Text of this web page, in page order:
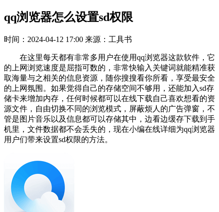
qq浏览器怎么设置sd权限
时间：2024-04-12 17:00 来源：工具书
在这里每天都有非常多用户在使用qq浏览器这款软件，它
的上网浏览速度是屈指可数的，非常快输入关键词就能精准获
取海量与之相关的信息资源，随你搜搜看你所看，享受最安全
的上网氛围。如果觉得自己的存储空间不够用，还能加入sd存
储卡来增加内存，任何时候都可以在线下载自己喜欢想看的资
源文件，自由切换不同的浏览模式，屏蔽烦人的广告弹窗，不
管是图片音乐以及信息都可以存储其中，边看边缓存下载到手
机里，文件数据都不会丢失的，现在小编在线详细为qq浏览器
用户们带来设置sd权限的方法。